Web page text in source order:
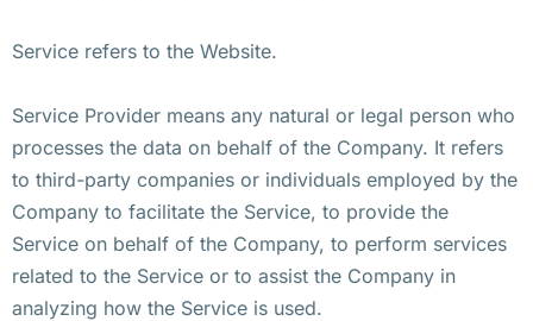
Service refers to the Website.
Service Provider means any natural or legal person who
processes the data on behalf of the Company. It refers
to third-party companies or individuals employed by the
Company to facilitate the Service, to provide the
Service on behalf of the Company, to perform services
related to the Service or to assist the Company in
analyzing how the Service is used.